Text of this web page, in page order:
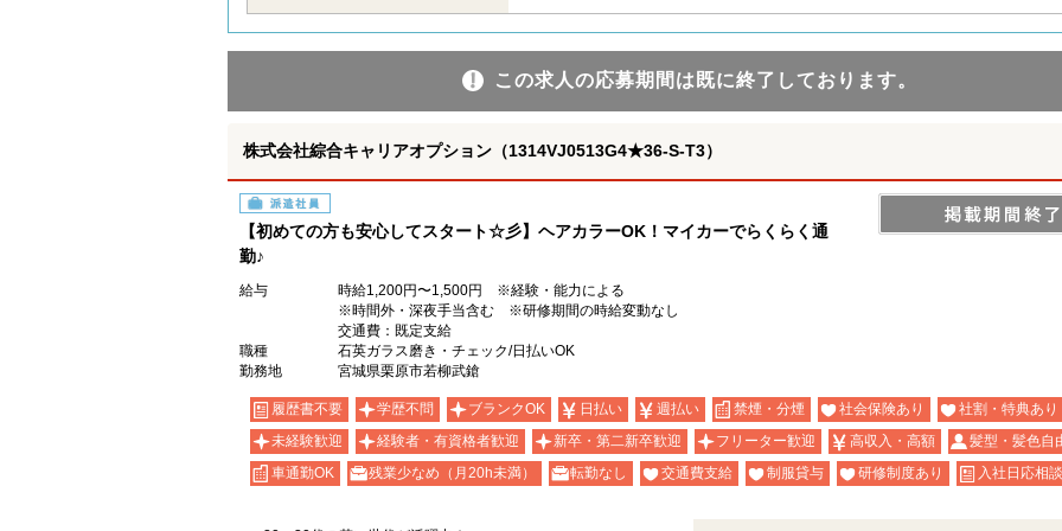
この求人の応募期間は既に終了しております。
株式会社綜合キャリアオプション（1314VJ0513G4★36-S-T3）
派遣社員
【初めての方も安心してスタート☆彡】ヘアカラーOK！マイカーでらくらく通
勤♪
給与
時給1,200円〜1,500円 ※経験・能力による
※時間外・深夜手当含む ※研修期間の時給変動なし
交通費：既定支給
職種
石英ガラス磨き・チェック/日払いOK
勤務地
宮城県栗原市若柳武鎗
履歴書不要 学歴不問 ブランクOK 日払い 週払い 禁煙・分煙 社会保険あり 社割・特典あり
未経験歓迎
経験者・有資格者歓迎 新卒・第二新卒歓迎 フリーター歓迎 高収入・高額
髪型・髪色自
車通勤OK
残業少なめ（月20h未満） 転勤なし 交通費支給 制服貸与 研修制度あり 入社日応相談